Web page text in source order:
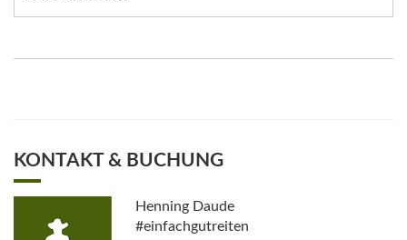
KONTAKT & BUCHUNG
Henning Daude
#einfachgutreiten